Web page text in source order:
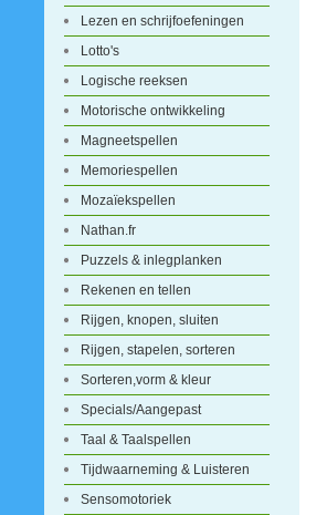
Lezen en schrijfoefeningen
Lotto's
Logische reeksen
Motorische ontwikkeling
Magneetspellen
Memoriespellen
Mozaïekspellen
Nathan.fr
Puzzels & inlegplanken
Rekenen en tellen
Rijgen, knopen, sluiten
Rijgen, stapelen, sorteren
Sorteren,vorm & kleur
Specials/Aangepast
Taal & Taalspellen
Tijdwaarneming & Luisteren
Sensomotoriek